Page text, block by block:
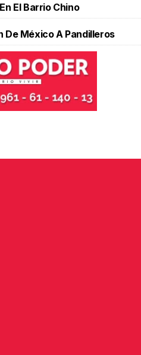
El Barrio Chino
De México A Pandilleros